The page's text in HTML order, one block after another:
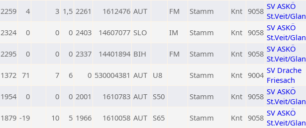
2259 4 3 1,5 2261 1612476 AUT FM Stamm Knt 9058 SV ASKÖ
St.Veit/Glan
2324 0 0 0 2403 14607077 SLO IM Stamm Knt 9058 SV ASKÖ
St.Veit/Glan
2295 0 0 0 2337 14401894 BIH FM Stamm Knt 9058 SV ASKÖ
St.Veit/Glan
1372 71 7 6 0 530004381 AUT U8 Stamm Knt 9004 SV Drache
Friesach
1954 0 0 0 2001 1610783 AUT S50 Stamm Knt 9058 SV ASKÖ
St.Veit/Glan
1879 -19 10 5 1966 1610058 AUT S65 Stamm Knt 9058 SV ASKÖ
St.Veit/Glan